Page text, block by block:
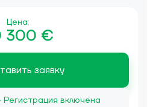
Цена:
300 €
заявку
Регистрация включена